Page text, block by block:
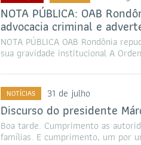
NOTA PÚBLICA: OAB
advocacia criminal e
NOTA PÚBLICA OAB Rondônia
sua gravidade institucional A
NOTÍCIAS 31 de julho
Discurso do presidente
Boa tarde. Cumprimento as
famílias. E cumprimento, um por